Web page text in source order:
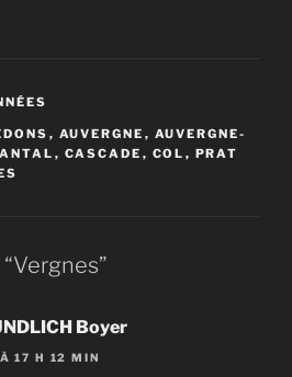
, AUVERGNE , AUVERGNE-
, CASCADE , COL , PRAT
Boyer
17 H 12 MIN